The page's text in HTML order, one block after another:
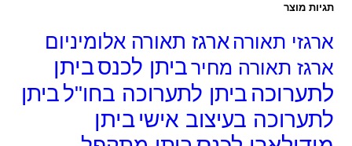
מוצר
תאורהארגז תאורה אלומיניום
תאורה מחיר ביתן לכנסביתן
ביתן לתערוכה בחו"לביתן
בעיצוב אישיביתן